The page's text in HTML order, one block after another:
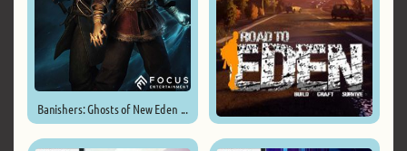
Banishers: Ghosts of New Eden ...